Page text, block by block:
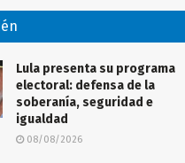
Lula presenta su programa
electoral: defensa de la
soberanía, seguridad e
igualdad
08/08/2026